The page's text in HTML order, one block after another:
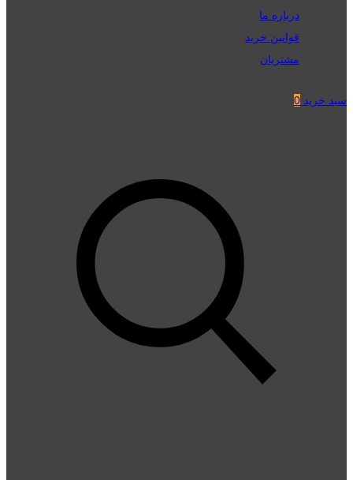
درباره ما
قوانین خرید
مشتریان
سبد خرید 0